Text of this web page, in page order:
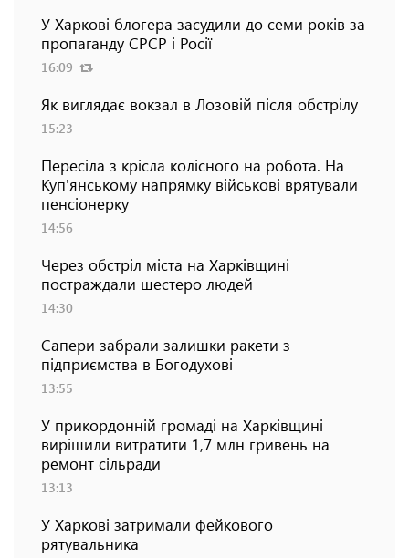
У Харкові блогера засудили до семи років за
пропаганду СРСР і Росії
16:09
Як виглядає вокзал в Лозовій після обстрілу
15:23
Пересіла з крісла колісного на робота. На
Куп'янському напрямку військові врятували
пенсіонерку
14:56
Через обстріл міста на Харківщині
постраждали шестеро людей
14:30
Сапери забрали залишки ракети з
підприємства в Богодухові
13:55
У прикордонній громаді на Харківщині
вирішили витратити 1,7 млн гривень на
ремонт сільради
13:13
У Харкові затримали фейкового
рятувальника